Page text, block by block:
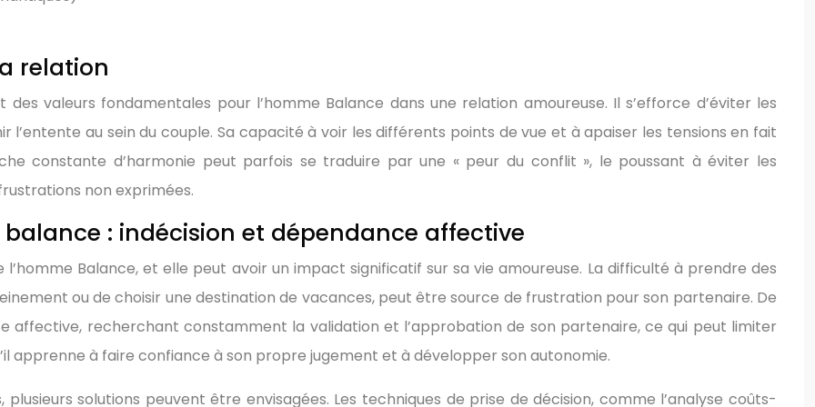
relation
valeurs fondamentales pour l’homme Balance dans une relation amoureuse. Il s’efforce d’éviter les
au sein du couple. Sa capacité à voir les différents points de vue et à apaiser les tensions en fait
constante d’harmonie peut parfois se traduire par une « peur du conflit », le poussant à éviter les
non exprimées.
: indécision et dépendance affective
Balance, et elle peut avoir un impact significatif sur sa vie amoureuse. La difficulté à prendre des
ou de choisir une destination de vacances, peut être source de frustration pour son partenaire. De
affective, recherchant constamment la validation et l’approbation de son partenaire, ce qui peut limiter
apprenne à faire confiance à son propre jugement et à développer son autonomie.
solutions peuvent être envisagées. Les techniques de prise de décision, comme l’analyse coûts-